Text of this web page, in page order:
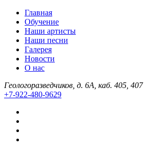
Главная
Обучение
Наши артисты
Наши песни
Галерея
Новости
О нас
Геологоразведчиков, д. 6А, каб. 405, 407
+7-922-480-9629